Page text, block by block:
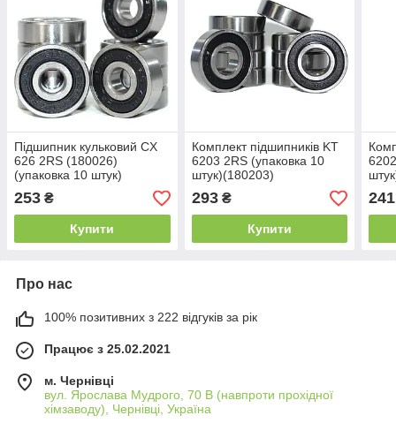
Підшипник кульковий CX
626 2RS (180026)
(упаковка 10 штук)
(6x19x6)
253 ₴
Купити
Комплект підшипників KT
6203 2RS (упаковка 10
штук)(180203)
(0002377090)
(0002394630) (17x40x12)
293₴
Купити
241
Про нас
100% позитивних з 222 відгуків за рік
Працює з 25.02.2021
м. Чернівці
вул. Ярослава Мудрого, 70 В (навпроти прохідної
хімзаводу), Чернівці, Україна